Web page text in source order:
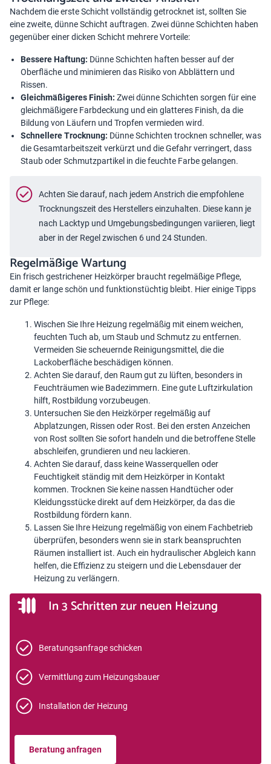
Nachdem die erste Schicht vollständig getrocknet ist, sollten Sie
eine zweite, dünne Schicht auftragen. Zwei dünne Schichten haben
gegenüber einer dicken Schicht mehrere Vorteile:
Bessere Haftung: Dünne Schichten haften besser auf der
Oberfläche und minimieren das Risiko von Abblättern und
Rissen.
Gleichmäßigeres Finish: Zwei dünne Schichten sorgen für eine
gleichmäßigere Farbdeckung und ein glatteres Finish, da die
Bildung von Läufern und Tropfen vermieden wird.
Schnellere Trocknung: Dünne Schichten trocknen schneller, was
die Gesamtarbeitszeit verkürzt und die Gefahr verringert, dass
Staub oder Schmutzpartikel in die feuchte Farbe gelangen.
Achten Sie darauf, nach jedem Anstrich die empfohlene
Trocknungszeit des Herstellers einzuhalten. Diese kann je
nach Lacktyp und Umgebungsbedingungen variieren, liegt
aber in der Regel zwischen 6 und 24 Stunden.
Regelmäßige Wartung
Ein frisch gestrichener Heizkörper braucht regelmäßige Pflege,
damit er lange schön und funktionstüchtig bleibt. Hier einige Tipps
zur Pflege:
Wischen Sie Ihre Heizung regelmäßig mit einem weichen,
feuchten Tuch ab, um Staub und Schmutz zu entfernen.
Vermeiden Sie scheuernde Reinigungsmittel, die die
Lackoberfläche beschädigen können.
Achten Sie darauf, den Raum gut zu lüften, besonders in
Feuchträumen wie Badezimmern. Eine gute Luftzirkulation
hilft, Rostbildung vorzubeugen.
Untersuchen Sie den Heizkörper regelmäßig auf
Abplatzungen, Rissen oder Rost. Bei den ersten Anzeichen
von Rost sollten Sie sofort handeln und die betroffene Stelle
abschleifen, grundieren und neu lackieren.
Achten Sie darauf, dass keine Wasserquellen oder
Feuchtigkeit ständig mit dem Heizkörper in Kontakt
kommen. Trocknen Sie keine nassen Handtücher oder
Kleidungsstücke direkt auf dem Heizkörper, da das die
Rostbildung fördern kann.
Lassen Sie Ihre Heizung regelmäßig von einem Fachbetrieb
überprüfen, besonders wenn sie in stark beanspruchten
Räumen installiert ist. Auch ein hydraulischer Abgleich kann
helfen, die Effizienz zu steigern und die Lebensdauer der
Heizung zu verlängern.
In 3 Schritten zur neuen Heizung
Beratungsanfrage schicken
Vermittlung zum Heizungsbauer
Installation der Heizung
Beratung anfragen